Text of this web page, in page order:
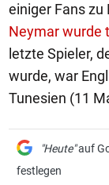
einiger Fans zu
Neymar wurde
letzte Spieler,
wurde, war
Tunesien (11
"Heute"auf
festlegen